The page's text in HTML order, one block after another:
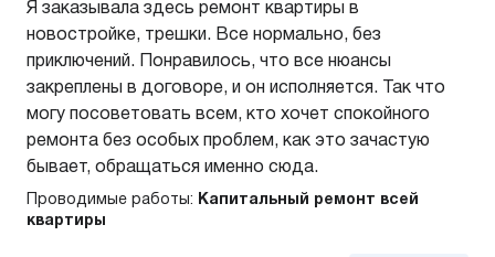
Я заказывала здесь ремонт квартиры в
новостройке, трешки. Все нормально, без
приключений. Понравилось, что все нюансы
закреплены в договоре, и он исполняется. Так что
могу посоветовать всем, кто хочет спокойного
ремонта без особых проблем, как это зачастую
бывает, обращаться именно сюда.
Проводимые работы:
Капитальный ремонт всей
квартиры